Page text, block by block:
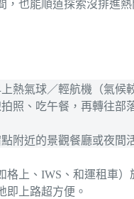
，也能順道探索沒排進
熱氣球／輕航機（氣候
照、吃午餐，再轉往部
附近的景觀餐廳或夜間
格上、IWS、和運租車）
即上路超方便。